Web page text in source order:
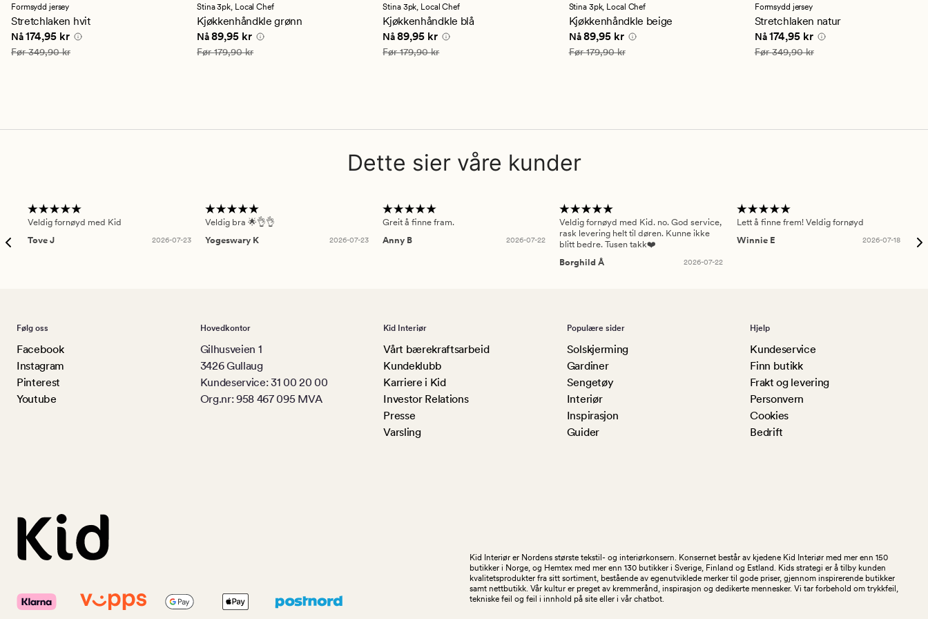
en
gjennomsnittlig
vurdering
på
4.5
Formsydd jersey
Stretchlaken hvit
Nåværende pris
Nå174,95 kr
Vanlig pris 349,90 kr
Før349,90 kr
en
gjennomsnittlig
vurdering
på
4.5
Stina 3pk, Local Chef
Kjøkkenhåndkle grønn
Nåværende pris
Nå89,95 kr
Vanlig pris 179,90 kr
Før179,90 kr
en
gjennomsnittlig
vurdering
på
4.5
Stina 3pk, Local Chef
Kjøkkenhåndkle blå
Nåværende pris
Nå 89,95 kr
Vanlig pris 179,90 kr
Før179,90 kr
en
gjennomsnittlig
vurdering
på
4.5
Stina 3pk, Local Chef
Kjøkkenhåndkle beige
Nåværende pris
Nå 89,95 kr
Vanlig pris 179,90 kr
Før179,90 kr
en
gjennomsnittlig
vurdering
på
4.5
Formsydd jersey
Stretchlaken natur
Nåværende pris
Nå 174,95 kr
Vanlig pris 349,90 kr
Før349,90 kr
Dette sier våre kunder
Veldig fornøyd med Kid
Tove J
2026-07-23
Veldig bra 🌟👌👌
Yogeswary K
2026-07-23
Greit å finne fram.
Anny B
2026-07-22
Veldig fornøyd med Kid. no. God service,
rask levering helt til døren. Kunne ikke
blitt bedre. Tusen takk❤️
Borghild Å
2026-07-22
Lett å finne frem! Veldig fornøyd
Winnie E
2026-07-18
Følg oss
Facebook
Instagram
Pinterest
Youtube
Hovedkontor
Gilhusveien 1
3426 Gullaug
Kundeservice: 31 00 20 00
Org.nr: 958 467 095 MVA
Kid Interiør
Vårt bærekraftsarbeid
Kundeklubb
Karriere i Kid
Investor Relations
Presse
Varsling
Populære sider
Solskjerming
Gardiner
Sengetøy
Interiør
Inspirasjon
Guider
Hjelp
Kundeservice
Finn butikk
Frakt og levering
Personvern
Cookies
Bedrift
Kid Interiør er Nordens største tekstil- og interiørkonsern. Konsernet består av kjedene Kid Interiør med mer enn 150
butikker i Norge, og Hemtex med mer enn 130 butikker i Sverige, Finland og Estland. Kids strategi er å tilby kunden
kvalitetsprodukter fra sitt sortiment, bestående av egenutviklede merker til gode priser, gjennom inspirerende butikker
samt nettbutikk. Vår kultur er preget av kremmerånd, inspirasjon og dedikerte mennesker. Vi tar forbehold om trykkfeil,
tekniske feil og feil i innhold på site eller i vår chatbot.